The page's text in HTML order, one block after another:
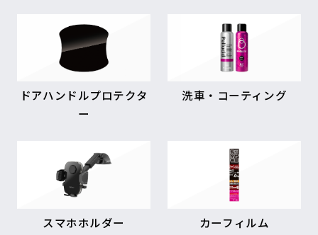
ドアハンドルプロテクタ
ー
洗車・コーティング
スマホホルダー カーフィルム